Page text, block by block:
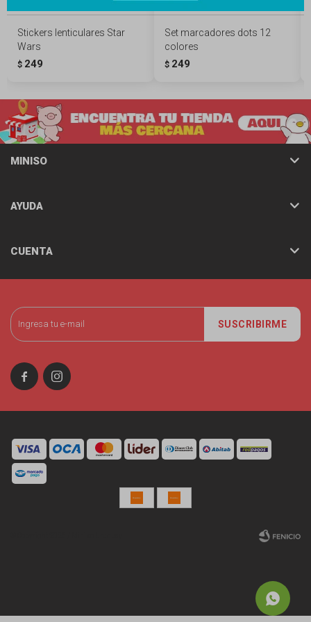
Stickers lenticulares Star
Wars
$ 249
Set marcadores dots 12
colores
$ 249
SUSCRIBIRME
 
MINISO
AYUDA
CUENTA